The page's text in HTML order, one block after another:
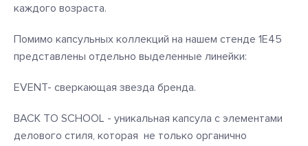
каждого возраста.
Помимо капсульных коллекций на нашем стенде 1E45
представлены отдельно выделенные линейки:
EVENT- сверкающая звезда бренда.
BACK TO SCHOOL - уникальная капсула с элементами
делового стиля, которая не только органично